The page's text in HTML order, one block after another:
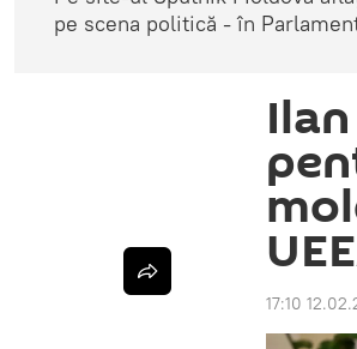
pe scena politică - în
17:10